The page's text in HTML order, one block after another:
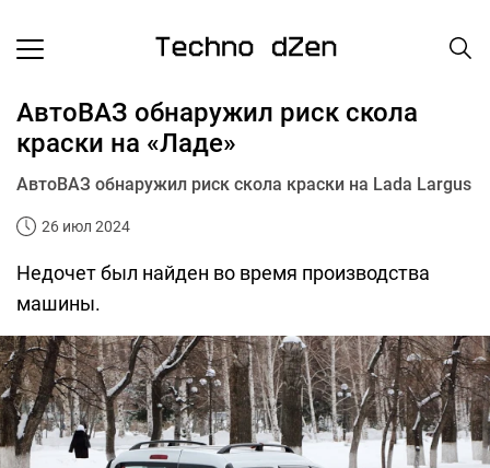
АвтоВАЗ обнаружил риск скола
краски на «Ладе»
АвтоВАЗ обнаружил риск скола краски на Lada Largus
26 июл 2024
Недочет был найден во время производства
машины.